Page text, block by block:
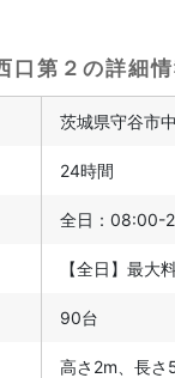
口第２の詳細情
茨城県守谷市
24時間
全日：08:00-
【全日】最大
90台
高さ2m、長さ